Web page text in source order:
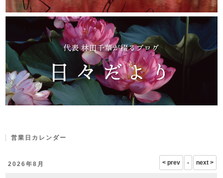
営業日カレンダー
2026年8月